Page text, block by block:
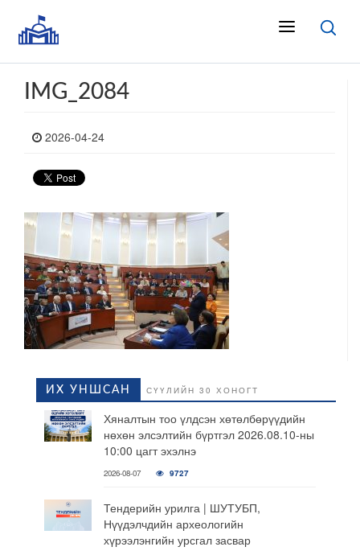
IMG_2084
2026-04-24
ИХ УНШСАН СҮҮЛИЙН 30 ХОНОГТ
Хяналтын тоо үлдсэн хөтөлбөрүүдийн
нөхөн элсэлтийн бүртгэл 2026.08.10-ны
10:00 цагт эхэлнэ
2026-08-07 9727
Тендерийн урилга | ШУТУБП,
Нүүдэлчдийн археологийн
хүрээлэнгийн урсгал засвар